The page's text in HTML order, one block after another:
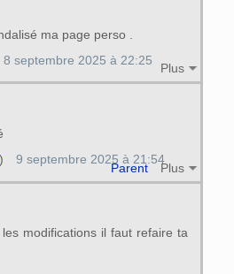
ma page perso .
Plus
8 septembre 2025 à 22:25
Parent Plus
) 9 septembre 2025 à 21:54
modifications il faut refaire ta